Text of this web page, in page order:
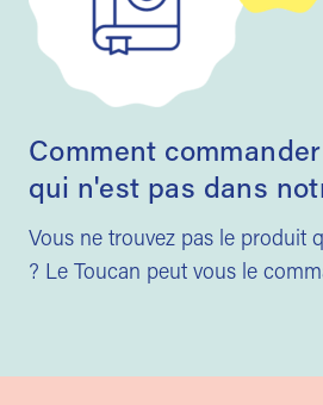
Comment
qui n'est pas dans
Vous ne trouvez pas le produit
? Le Toucan peut vous le